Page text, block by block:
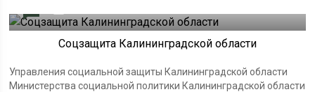
Соцзащита Калининградской области
Управления социальной защиты Калининградской области
Министерства социальной политики Калининградской области